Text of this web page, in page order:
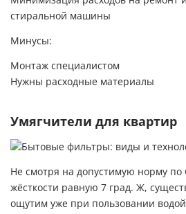
стиральной машины
Минусы:
Монтаж специалистом
Нужны расходные материалы
Умягчители для квартир
Не смотря на допустимую норму
жёсткости равную 7 град. Ж,
ощутим уже при пользовании